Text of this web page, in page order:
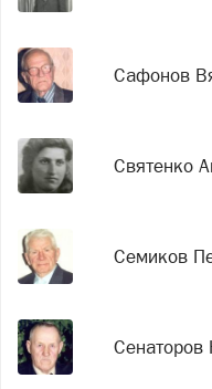
Сафонов
Святенко
Семиков
Сенаторов